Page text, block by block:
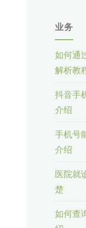
业务
如何通
解析教
抖音手
介绍
手机号
介绍
医院就
楚
如何查